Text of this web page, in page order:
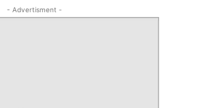
- Advertisment -